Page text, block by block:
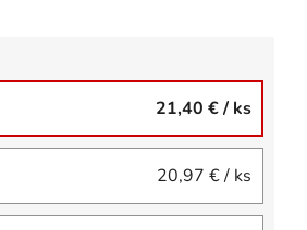
21,40 €/ ks
20,97 €/ ks